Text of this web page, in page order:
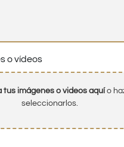
o vídeos
tus imágenes o videos aquío
seleccionarlos.